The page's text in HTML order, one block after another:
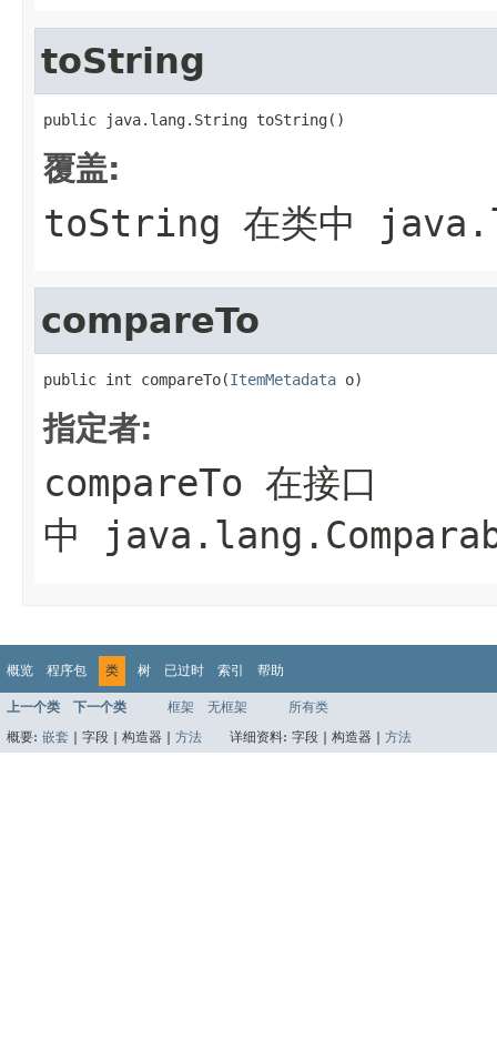
toString
public java.lang.String toString()
覆盖:
toString 在类中
compareTo
public int compareTo(ItemMetadata o)
指定者:
compareTo 在接口
中
概览 程序包 类 树 已过时 索引 帮助
上一个类 下一个类 框架 无框架
所有类
概要: 嵌套 字段 | 构造器 | 方法 详细资料: 字段 | 构造器 | 方法